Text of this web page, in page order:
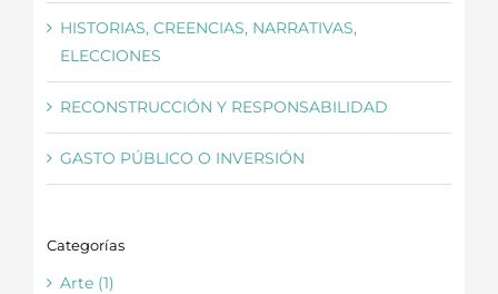
HISTORIAS, CREENCIAS, NARRATIVAS,
ELECCIONES
RECONSTRUCCIÓN Y RESPONSABILIDAD
GASTO PÚBLICO O INVERSIÓN
Categorías
Arte (1)